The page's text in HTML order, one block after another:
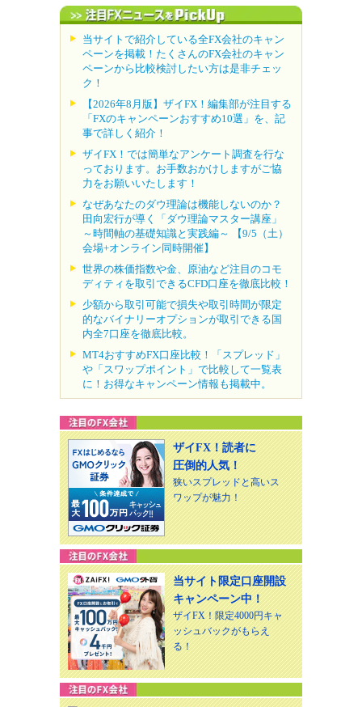
当サイトで紹介している全FX会社のキャン
ペーンを掲載！たくさんのFX会社のキャン
ペーンから比較検討したい方は是非チェッ
ク！
【2026年8月版】ザイFX！編集部が注目する
「FXのキャンペーンおすすめ10選」を、記
事で詳しく紹介！
ザイFX！では簡単なアンケート調査を行な
っております。お手数おかけしますがご協
力をお願いいたします！
なぜあなたのダウ理論は機能しないのか？
田向宏行が導く「ダウ理論マスター講座」
～時間軸の基礎知識と実践編～ 【9/5（土）
会場+オンライン同時開催】
世界の株価指数や金、原油など注目のコモ
ディティを取引できるCFD口座を徹底比較！
少額から取引可能で損失や取引時間が限定
的なバイナリーオプションが取引できる国
内全7口座を徹底比較。
MT4おすすめFX口座比較！「スプレッド」
や「スワップポイント」で比較して一覧表
に！お得なキャンペーン情報も掲載中。
ザイFX！読者に
圧倒的人気！
狭いスプレッドと高いス
ワップが魅力！
当サイト限定口座開設
キャンペーン中！
ザイFX！限定4000円キャ
ッシュバックがもらえ
る！